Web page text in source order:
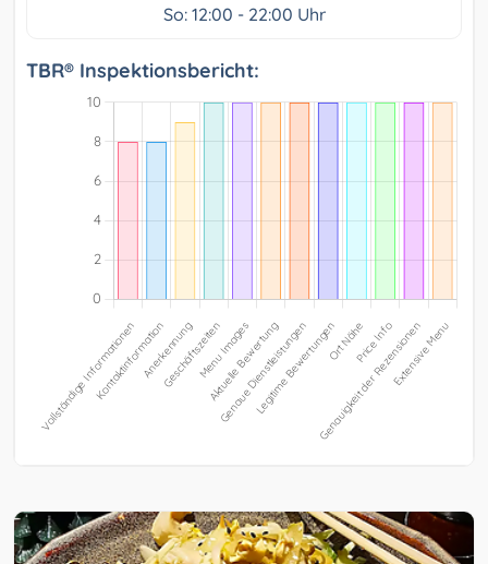
So: 12:00 - 22:00 Uhr
TBR® Inspektionsbericht: